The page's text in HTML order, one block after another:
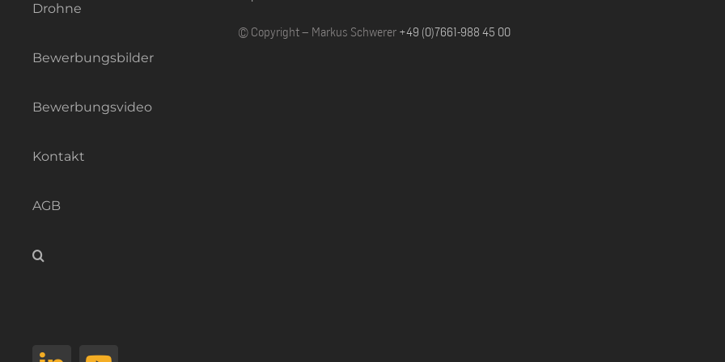
Drohne
Bewerbungsbilder
Bewerbungsvideo
Kontakt
AGB
© Copyright – Markus Schwerer +49 (0)7661-988 45 00